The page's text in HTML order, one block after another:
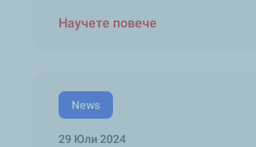
Научете повече
News
29 Юли 2024